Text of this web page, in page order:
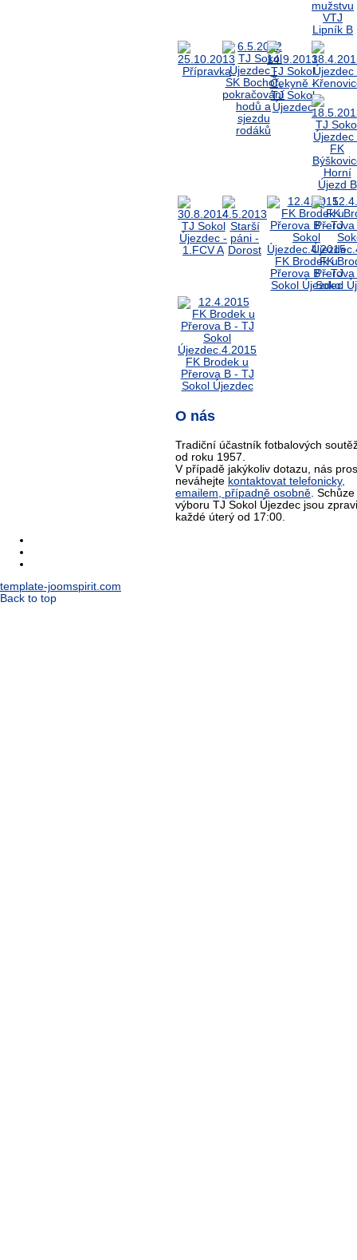
O nás
Tradiční účastník fotbalových
od roku 1957.
V případě jakýkoliv dotazu, nás
neváhejte kontaktovat telefonicky,
emailem, případně osobně. Schůze
výboru TJ Sokol Újezdec jsou
každé úterý od 17:00.
template-joomspirit.com
Back to top